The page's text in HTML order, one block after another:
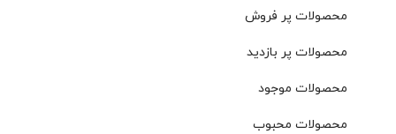
محصولات پر فروش
محصولات پر بازدید
محصولات موجود
محصولات محبوب